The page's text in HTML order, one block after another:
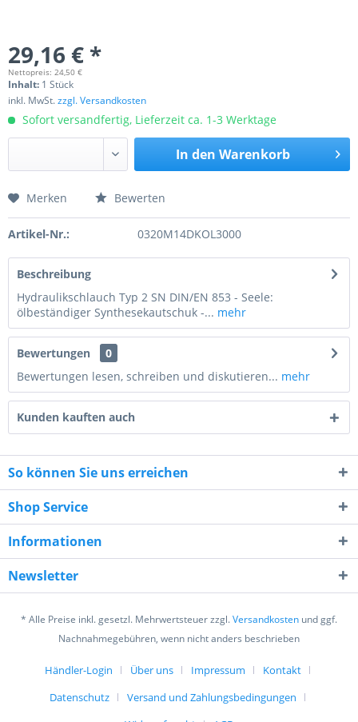
29,16 € *
Nettopreis: 24,50 €
Inhalt: 1 Stück
inkl. MwSt.zzgl. Versandkosten
Sofort versandfertig, Lieferzeit ca. 1-3 Werktage
In den Warenkorb
Preis anfragen
10 - 5 = ?
Ich habe die Datenschutzerklärung
verstanden und stimme zu. *
Mit * gekennzeichnete Felder sind Pflichtfelder.
Senden
Merken Bewerten
Artikel-Nr.: 0320M14DKOL3000
Beschreibung
Hydraulikschlauch Typ 2 SN DIN/EN 853 - Seele:
ölbeständiger Synthesekautschuk -... mehr
Bewertungen
0
Bewertungen lesen, schreiben und diskutieren... mehr
Kunden kauften auch
So können Sie uns erreichen
Shop Service
Informationen
Newsletter
* Alle Preise inkl. gesetzl. Mehrwertsteuer zzgl.Versandkosten und ggf.
Nachnahmegebühren, wenn nicht anders beschrieben
Händler-Login Über uns Impressum
Kontakt
Datenschutz
Versand und Zahlungsbedingungen